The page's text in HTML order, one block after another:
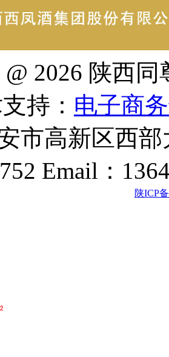
@ 2026 陕西
持： 电子商
市高新区西
Email：
陕ICP